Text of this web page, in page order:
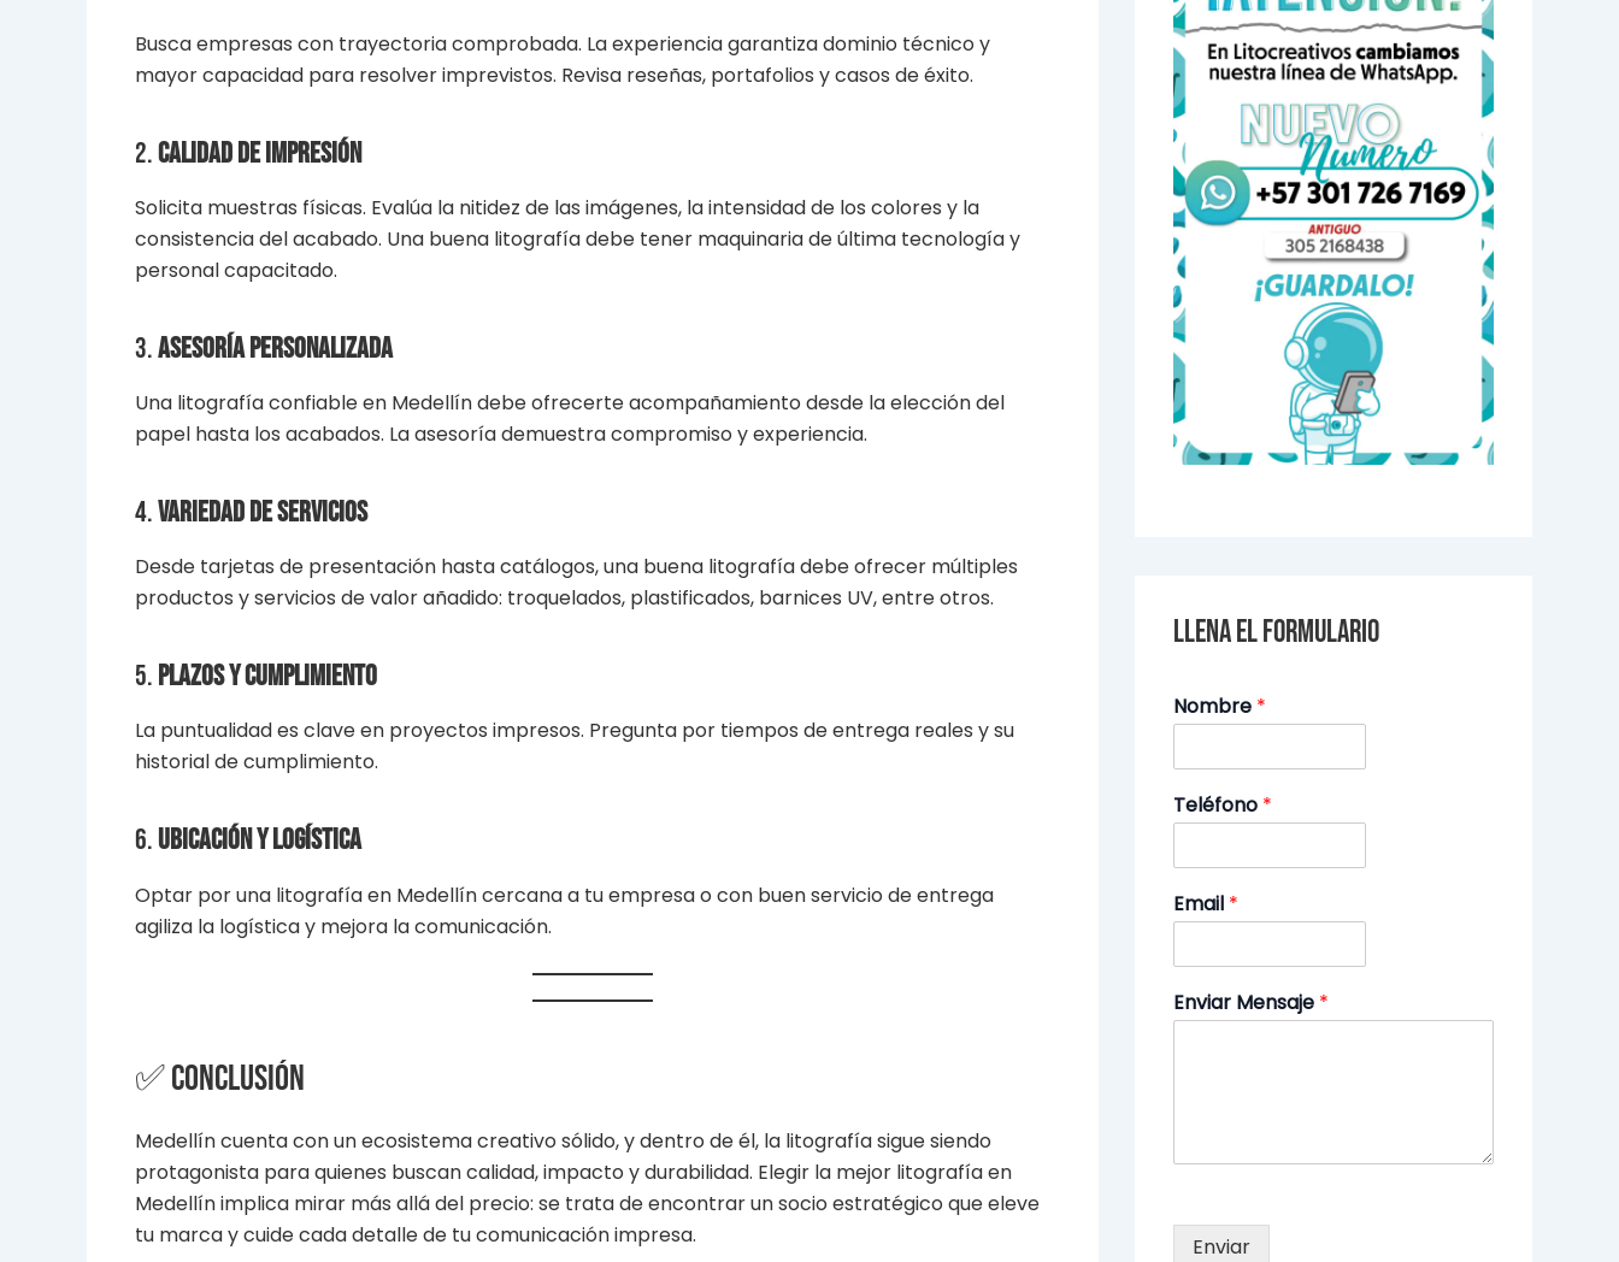
Busca empresas con trayectoria comprobada. La experiencia garantiza dominio técnico y
mayor capacidad para resolver imprevistos. Revisa reseñas, portafolios y casos de éxito.
2.Calidad de impresión
Solicita muestras físicas. Evalúa la nitidez de las imágenes, la intensidad de los colores y la
consistencia del acabado. Una buena litografía debe tener maquinaria de última tecnología y
personal capacitado.
3.Asesoría personalizada
Una litografía confiable en Medellín debe ofrecerte acompañamiento desde la elección del
papel hasta los acabados. La asesoría demuestra compromiso y experiencia.
4.Variedad de servicios
Desde tarjetas de presentación hasta catálogos, una buena litografía debe ofrecer múltiples
productos y servicios de valor añadido: troquelados, plastificados, barnices UV, entre otros.
5. Plazos y cumplimiento
La puntualidad es clave en proyectos impresos. Pregunta por tiempos de entrega reales y su
historial de cumplimiento.
6. Ubicación y logística
Optar por una litografía en Medellín cercana a tu empresa o con buen servicio de entrega
agiliza la logística y mejora la comunicación.
✅ Conclusión
Medellín cuenta con un ecosistema creativo sólido, y dentro de él, la litografía sigue siendo
protagonista para quienes buscan calidad, impacto y durabilidad. Elegir la mejor litografía en
Medellín implica mirar más allá del precio: se trata de encontrar un socio estratégico que eleve
tu marca y cuide cada detalle de tu comunicación impresa.
Llena el formulario
Nombre *
Teléfono *
Email *
Enviar Mensaje *
Enviar